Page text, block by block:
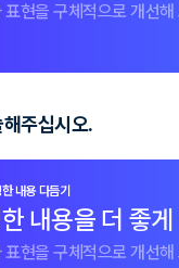
표현을 구체적으로 개선해
주십시오.
내용 다듬기
내용을 더 좋
표현을 구체적으로 개선해